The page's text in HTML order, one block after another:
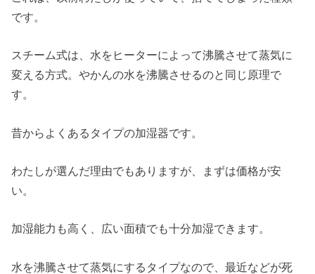
です。
スチーム式は、水をヒーターによって沸騰させて蒸気に
変える方式。やかんの水を沸騰させるのと同じ原理で
す。
昔からよくあるタイプの加湿器です。
わたしが選んだ理由でもありますが、まずは価格が安
い。
加湿能力も高く、広い面積でも十分加湿できます。
水を沸騰させて蒸気にするタイプなので、最近などが死